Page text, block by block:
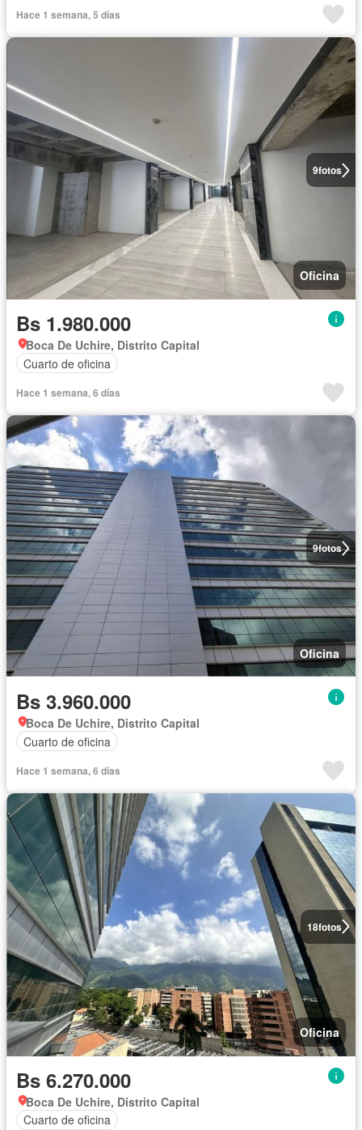
Hace 1 semana, 5 días
9fotos
Oficina
Bs 1.980.000
Boca De Uchire, Distrito Capital
Cuarto de oficina
Hace 1 semana, 6 días
9fotos
Oficina
Bs 3.960.000
Boca De Uchire, Distrito Capital
Cuarto de oficina
Hace 1 semana, 6 días
18fotos
Oficina
Bs 6.270.000
Boca De Uchire, Distrito Capital
Cuarto de oficina